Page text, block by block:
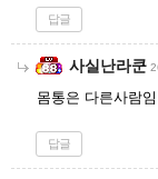
답글
사실난라쿤
몸통은 다른사람임
답글